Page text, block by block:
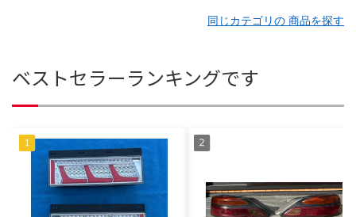
同じカテゴリの 商品を探す
ベストセラーランキングです